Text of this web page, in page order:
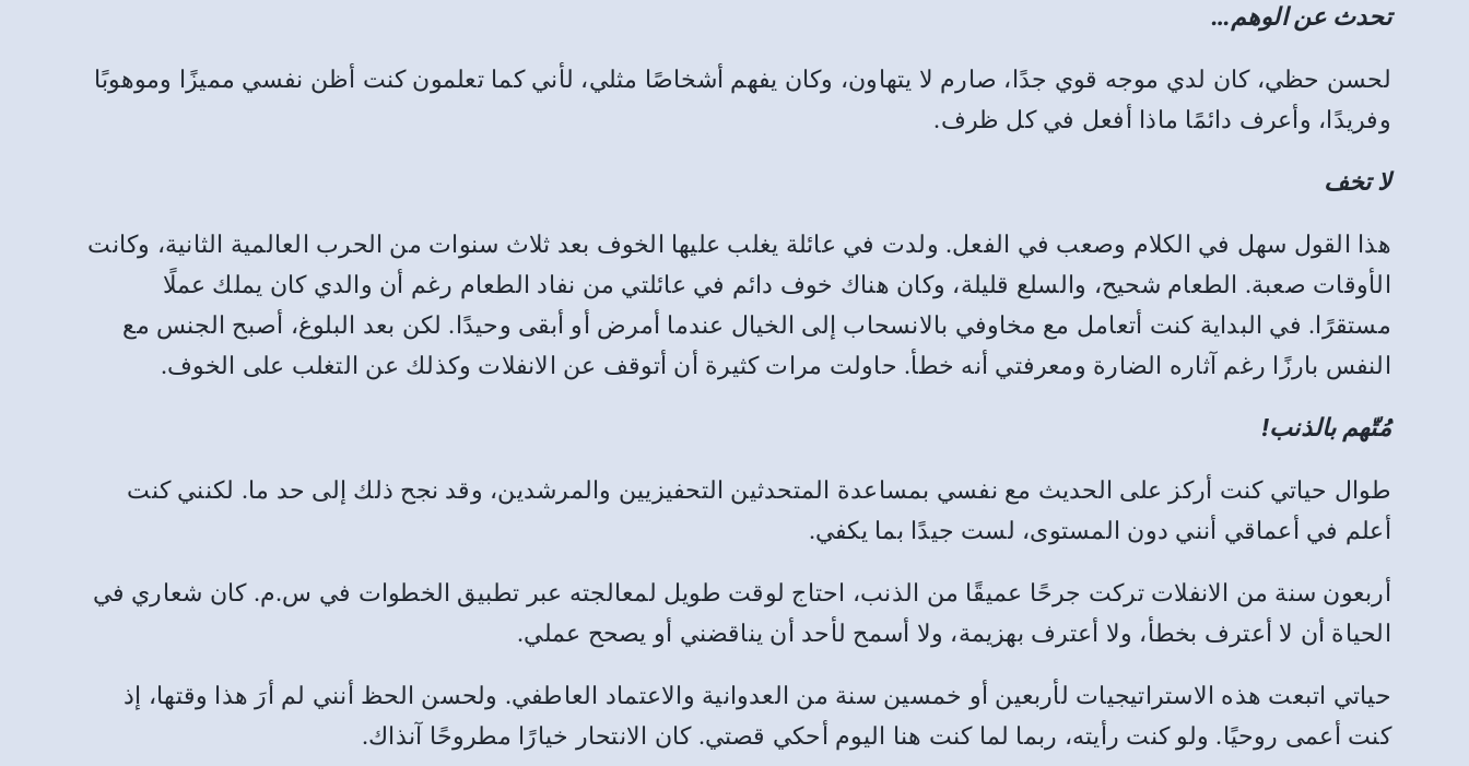
تحدث عن الوهم…
لحسن حظي، كان لدي موجه قوي جدًا، صارم لا يتهاون، وكان يفهم أشخاصًا مثلي، لأني كما تعلمون كنت أظن نفسي مميزًا وموهوبًا
وفريدًا، وأعرف دائمًا ماذا أفعل في كل ظرف.
لا تخف
هذا القول سهل في الكلام وصعب في الفعل. ولدت في عائلة يغلب عليها الخوف بعد ثلاث سنوات من الحرب العالمية الثانية، وكانت
الأوقات صعبة. الطعام شحيح، والسلع قليلة، وكان هناك خوف دائم في عائلتي من نفاد الطعام رغم أن والدي كان يملك عملًا
مستقرًا. في البداية كنت أتعامل مع مخاوفي بالانسحاب إلى الخيال عندما أمرض أو أبقى وحيدًا. لكن بعد البلوغ، أصبح الجنس مع
النفس بارزًا رغم آثاره الضارة ومعرفتي أنه خطأ. حاولت مرات كثيرة أن أتوقف عن الانفلات وكذلك عن التغلب على الخوف.
مُتّهم بالذنب!
طوال حياتي كنت أركز على الحديث مع نفسي بمساعدة المتحدثين التحفيزيين والمرشدين، وقد نجح ذلك إلى حد ما. لكنني كنت
أعلم في أعماقي أنني دون المستوى، لست جيدًا بما يكفي.
أربعون سنة من الانفلات تركت جرحًا عميقًا من الذنب، احتاج لوقت طويل لمعالجته عبر تطبيق الخطوات في س.م. كان شعاري في
الحياة أن لا أعترف بخطأ، ولا أعترف بهزيمة، ولا أسمح لأحد أن يناقضني أو يصحح عملي.
حياتي اتبعت هذه الاستراتيجيات لأربعين أو خمسين سنة من العدوانية والاعتماد العاطفي. ولحسن الحظ أنني لم أرَ هذا وقتها، إذ
كنت أعمى روحيًا. ولو كنت رأيته، ربما لما كنت هنا اليوم أحكي قصتي. كان الانتحار خيارًا مطروحًا آنذاك.